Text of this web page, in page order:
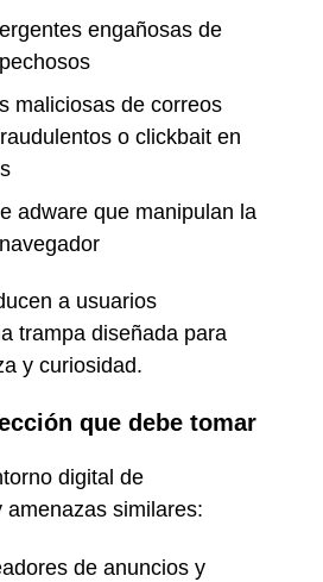
engañosas de
maliciosas de correos
o clickbait en
adware que manipulan la
a usuarios
trampa diseñada para
y curiosidad.
que debe tomar
digital de
similares:
de anuncios y